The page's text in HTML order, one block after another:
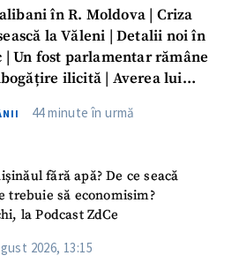
în R. Moldova | Criza
la Văleni | Detalii noi în
Un fost parlamentar rămâne
ilicită | Averea lui
44 minute în urmă
fără apă? De ce seacă
trebuie să economisim?
la Podcast ZdCe
2026, 13:15